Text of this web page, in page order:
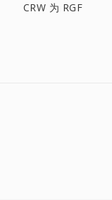
CRW 为 RGF